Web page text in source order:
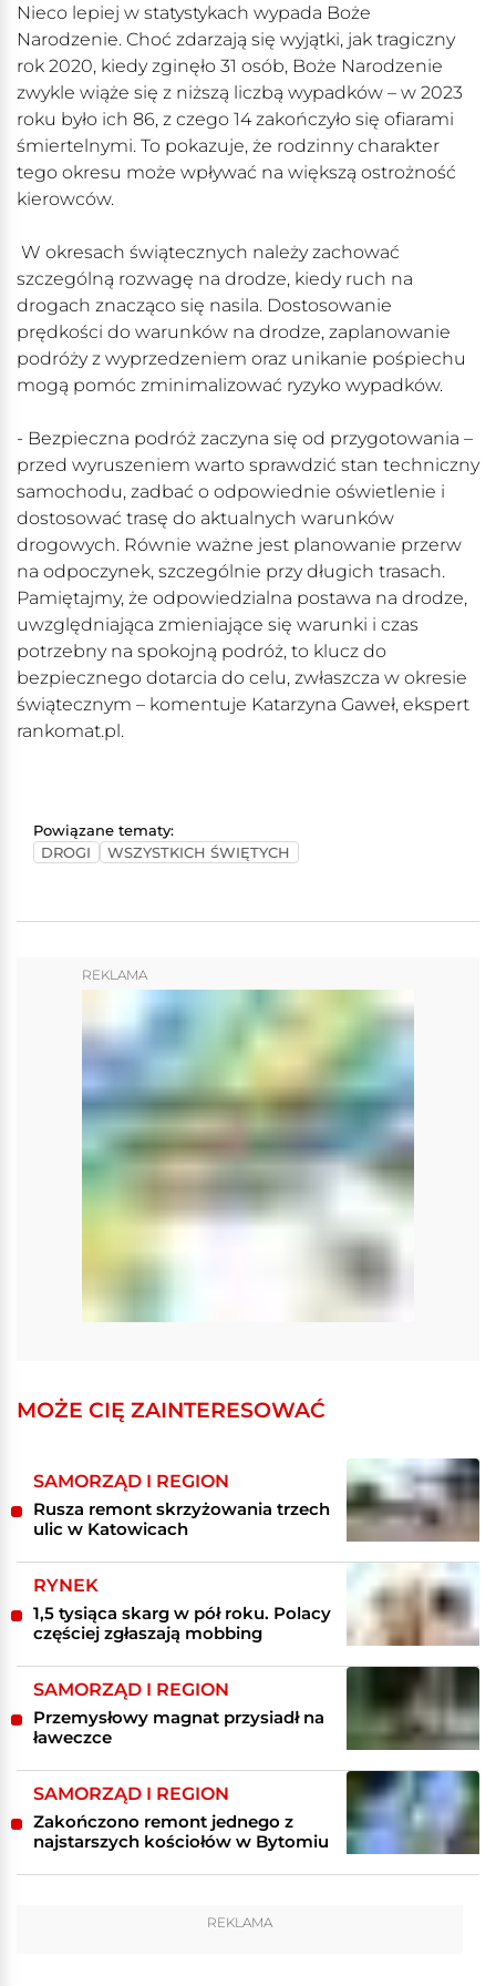
Nieco lepiej w statystykach wypada Boże
Narodzenie. Choć zdarzają się wyjątki, jak tragiczny
rok 2020, kiedy zginęło 31 osób, Boże Narodzenie
zwykle wiąże się z niższą liczbą wypadków – w 2023
roku było ich 86, z czego 14 zakończyło się ofiarami
śmiertelnymi. To pokazuje, że rodzinny charakter
tego okresu może wpływać na większą ostrożność
kierowców.
W okresach świątecznych należy zachować
szczególną rozwagę na drodze, kiedy ruch na
drogach znacząco się nasila. Dostosowanie
prędkości do warunków na drodze, zaplanowanie
podróży z wyprzedzeniem oraz unikanie pośpiechu
mogą pomóc zminimalizować ryzyko wypadków.
- Bezpieczna podróż zaczyna się od przygotowania –
przed wyruszeniem warto sprawdzić stan techniczny
samochodu, zadbać o odpowiednie oświetlenie i
dostosować trasę do aktualnych warunków
drogowych. Równie ważne jest planowanie przerw
na odpoczynek, szczególnie przy długich trasach.
Pamiętajmy, że odpowiedzialna postawa na drodze,
uwzględniająca zmieniające się warunki i czas
potrzebny na spokojną podróż, to klucz do
bezpiecznego dotarcia do celu, zwłaszcza w okresie
świątecznym – komentuje Katarzyna Gaweł, ekspert
rankomat.pl.
Powiązane tematy:
DROGI
WSZYSTKICH ŚWIĘTYCH
REKLAMA
MOŻE CIĘ ZAINTERESOWAĆ
SAMORZĄD I REGION
Rusza remont skrzyżowania trzech
ulic w Katowicach
RYNEK
1,5 tysiąca skarg w pół roku. Polacy
częściej zgłaszają mobbing
SAMORZĄD I REGION
Przemysłowy magnat przysiadł na
ławeczce
SAMORZĄD I REGION
Zakończono remont jednego z
najstarszych kościołów w Bytomiu
REKLAMA